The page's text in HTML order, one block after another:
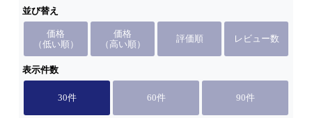
並び替え
価格
（低い順）
価格
（高い順）
評価順 レビュー数
表示件数
30件 60件 90件